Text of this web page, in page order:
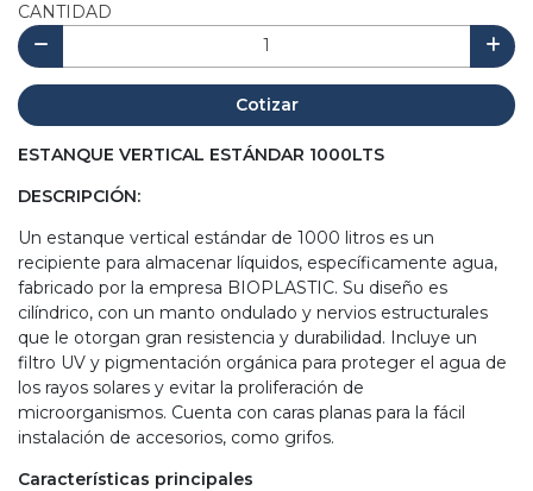
CANTIDAD
Cotizar
ESTANQUE VERTICAL ESTÁNDAR 1000LTS
DESCRIPCIÓN:
Un estanque vertical estándar de 1000 litros es un
recipiente para almacenar líquidos, específicamente agua,
fabricado por la empresa BIOPLASTIC. Su diseño es
cilíndrico, con un manto ondulado y nervios estructurales
que le otorgan gran resistencia y durabilidad. Incluye un
filtro UV y pigmentación orgánica para proteger el agua de
los rayos solares y evitar la proliferación de
microorganismos. Cuenta con caras planas para la fácil
instalación de accesorios, como grifos.
Características principales